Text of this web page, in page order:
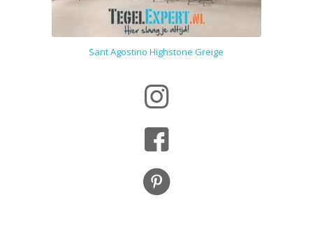
Sant Agostino Highstone Greige